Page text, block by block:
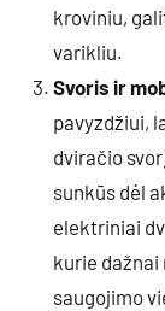
kroviniu,
varikliu.
Svoris ir
pavyzdžiui,
dviračio
sunkūs dėl
elektriniai
kurie
saugojimo